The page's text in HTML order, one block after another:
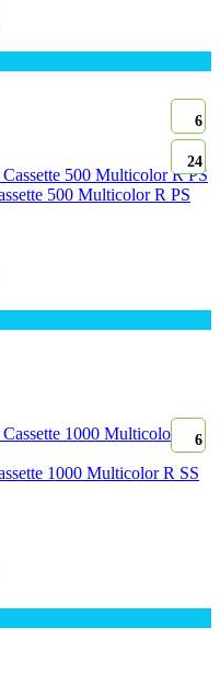
6
24
500 Multicolor R PS
6
1000 Multicolor R SS